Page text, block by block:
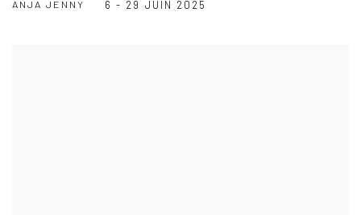
ANJA JENNY 6 - 29 JUIN 2025